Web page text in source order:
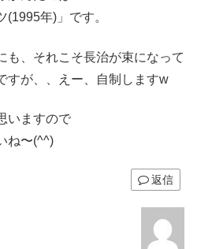
(1995年)」です。
も、それこそ長治が束になって
すが、、えー、自制しますw
いますので
ね〜(^^)
返信